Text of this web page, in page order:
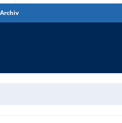
Archiv